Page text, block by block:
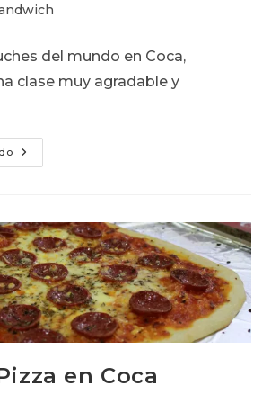
del mundo en Coca,
clase muy agradable y
Sánduches
En
en Coca